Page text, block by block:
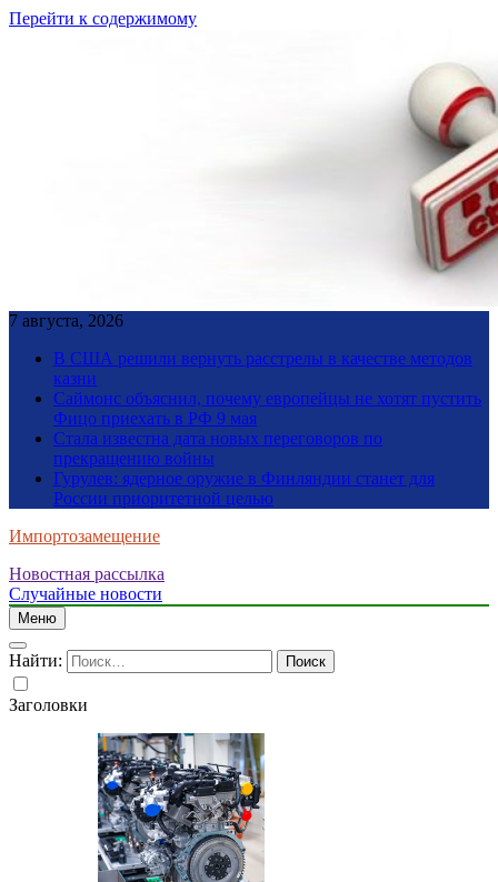
Перейти к содержимому
7 августа, 2026
В США решили вернуть расстрелы в качестве методов
казни
Саймонс объяснил, почему европейцы не хотят пустить
Фицо приехать в РФ 9 мая
Стала известна дата новых переговоров по
прекращению войны
Гурулев: ядерное оружие в Финляндии станет для
России приоритетной целью
Импортозамещение
Новостная рассылка
Случайные новости
Меню
Найти:
Заголовки